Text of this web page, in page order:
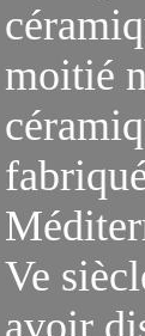
moitié
Ve
avoir